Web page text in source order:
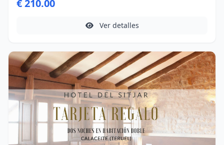
€ 210.00
Ver detalles